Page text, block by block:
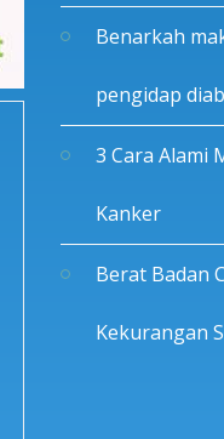
Benarkah
pengidap
3 Cara Alami
Kanker
Berat Badan
Kekurangan